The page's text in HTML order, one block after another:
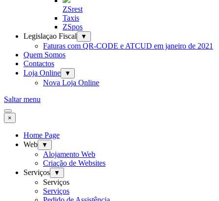
ZSrest
Taxis
ZSpos
Legislaçao Fiscal
▼
Faturas com QR-CODE e ATCUD em janeiro de 2021
Quem Somos
Contactos
Loja Online
▼
Nova Loja Online
Saltar menu
×
Home Page
Web
▼
Alojamento Web
Criação de Websites
Serviços
▼
Serviços
Serviços